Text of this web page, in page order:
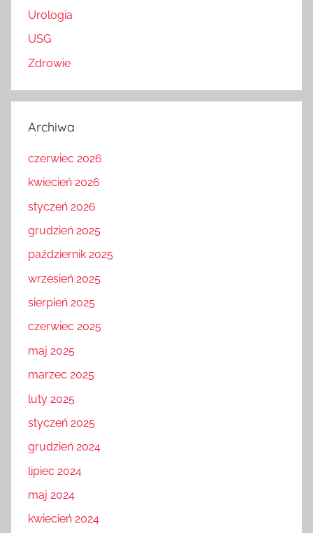
Urologia
USG
Zdrowie
Archiwa
czerwiec 2026
kwiecień 2026
styczeń 2026
grudzień 2025
październik 2025
wrzesień 2025
sierpień 2025
czerwiec 2025
maj 2025
marzec 2025
luty 2025
styczeń 2025
grudzień 2024
lipiec 2024
maj 2024
kwiecień 2024